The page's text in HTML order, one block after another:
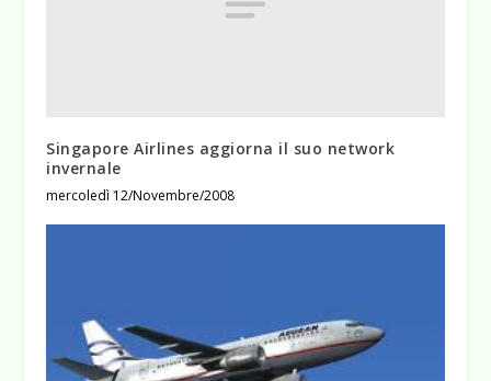
Singapore Airlines aggiorna il suo network
invernale
mercoledì 12/Novembre/2008